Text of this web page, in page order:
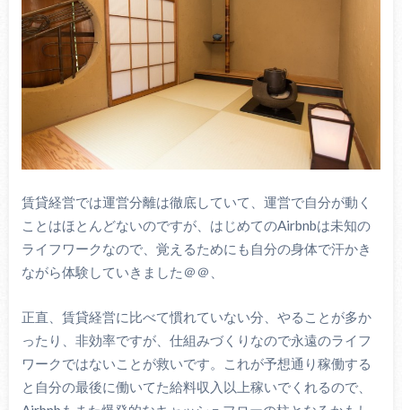
賃貸経営では運営分離は徹底していて、運営で自分が動く
ことはほとんどないのですが、はじめてのAirbnbは未知の
ライフワークなので、覚えるためにも自分の身体で汗かき
ながら体験していきました＠＠、
正直、賃貸経営に比べて慣れていない分、やることが多か
ったり、非効率ですが、仕組みづくりなので永遠のライフ
ワークではないことが救いです。これが予想通り稼働する
と自分の最後に働いてた給料収入以上稼いでくれるので、